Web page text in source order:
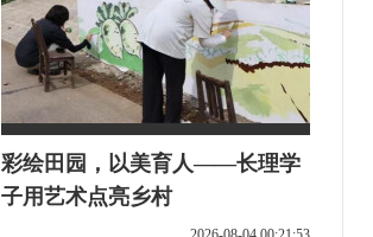
彩绘田园，以美育人——长理学
子用艺术点亮乡村